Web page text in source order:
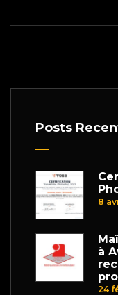
Posts
8
à
24